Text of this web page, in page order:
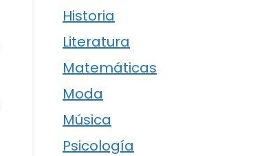
Historia
Literatura
Matemáticas
Moda
Música
Psicología